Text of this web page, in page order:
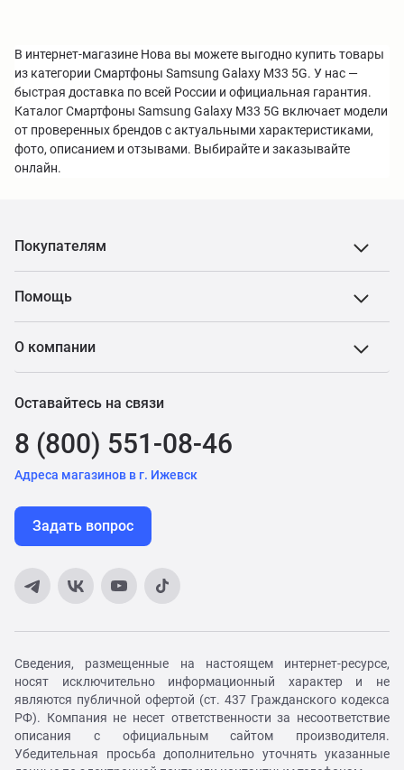
В интернет-магазине Нова вы можете выгодно купить товары
из категории Смартфоны Samsung Galaxy M33 5G. У нас —
быстрая доставка по всей России и официальная гарантия.
Каталог Смартфоны Samsung Galaxy M33 5G включает модели
от проверенных брендов с актуальными характеристиками,
фото, описанием и отзывами. Выбирайте и заказывайте
онлайн.
Покупателям
Помощь
О компании
Оставайтесь на связи
8 (800) 551-08-46
Адреса магазинов в г. Ижевск
Задать вопрос
Сведения, размещенные на настоящем интернет-ресурсе,
носят исключительно информационный характер и не
являются публичной офертой (ст. 437 Гражданского кодекса
РФ). Компания не несет ответственности за несоответствие
описания с официальным сайтом производителя.
Убедительная просьба дополнительно уточнять указанные